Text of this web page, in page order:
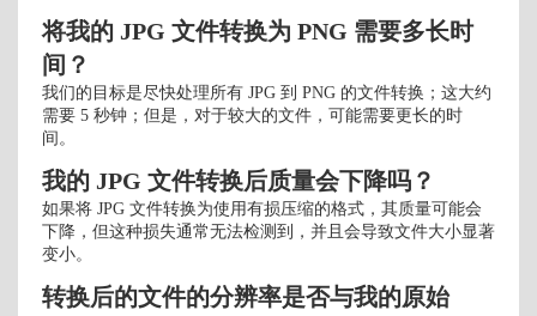
将我的 JPG 文件转换为 PNG 需要多长时
间？
我们的目标是尽快处理所有 JPG 到 PNG 的文件转换；这大约
需要 5 秒钟；但是，对于较大的文件，可能需要更长的时
间。
我的 JPG 文件转换后质量会下降吗？
如果将 JPG 文件转换为使用有损压缩的格式，其质量可能会
下降，但这种损失通常无法检测到，并且会导致文件大小显著
变小。
转换后的文件的分辨率是否与我的原始